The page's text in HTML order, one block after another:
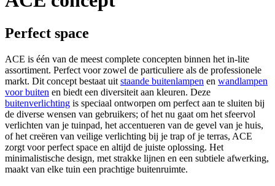
Perfect space
ACE is één van de meest complete concepten binnen het in-lite
assortiment. Perfect voor zowel de particuliere als de professionele
markt. Dit concept bestaat uit staande buitenlampen en wandlampen
voor buiten en biedt een diversiteit aan kleuren. Deze
buitenverlichting is speciaal ontworpen om perfect aan te sluiten bij
de diverse wensen van gebruikers; of het nu gaat om het sfeervol
verlichten van je tuinpad, het accentueren van de gevel van je huis,
of het creëren van veilige verlichting bij je trap of je terras, ACE
zorgt voor perfect space en altijd de juiste oplossing. Het
minimalistische design, met strakke lijnen en een subtiele afwerking,
maakt van elke tuin een prachtige buitenruimte.